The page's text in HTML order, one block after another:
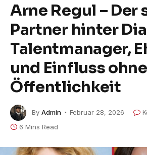
Arne Regul – Der
Partner hinter
Talentmanager,
und Einfluss ohne
Öffentlichkeit
By Admin Februar 28, 2026
6 Mins Read